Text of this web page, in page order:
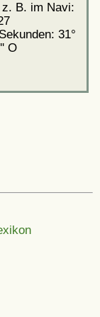
z. B. im Navi:
31°
O